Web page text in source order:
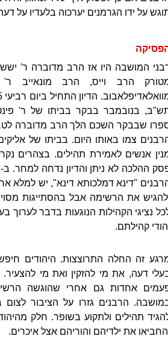
על ידו הגרמנים יערכוה בלעדיו על
המושבה היו אז הרב מדוברה ר'
הרב וייס, הרב מונאייב ר'
בנובמבר בבקר בביתו של ר'
שבבקר השכם הלך הרב מדוברה
צמו באותו היום. בביתו של אליקים
אנשים לאמירת תהילים. בצהרים
"דינא דמלכותא דינא", יש למלא
את הרשימה אבל בהסתייגות
נציגי הקהילות הנוגעות בדבר לערוך
קהילתם.
זה החלה התרוצצות. היהודים
דעה, את מי להזקין ואת מי להצעיר.
אחדות גם אחרי שהוגשה
הרבנים גזרו על הציבור לצום
תהילים ולתקוע בשופר. חלק
את ילדיהם והוריהם אצל איכרים.